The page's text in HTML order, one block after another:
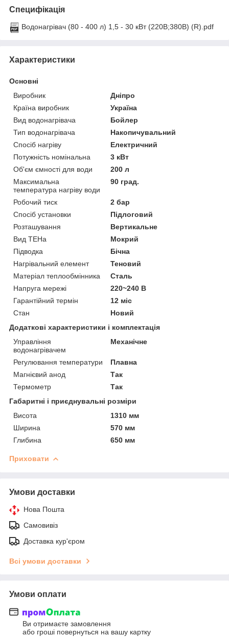
Специфікація
Водонагрівач (80 - 400 л) 1,5 - 30 кВт (220В;380В) (R).pdf
Характеристики
Основні
Виробник
Дніпро
Країна виробник
Україна
Вид водонагрівача
Бойлер
Тип водонагрівача
Накопичувальний
Спосіб нагріву
Електричний
Потужність номінальна
3 кВт
Об'єм ємності для води
200 л
Максимальна
температура нагріву води
90 град.
Робочий тиск
2 бар
Спосіб установки
Підлоговий
Розташування
Вертикальне
Вид ТЕНа
Мокрий
Підводка
Бічна
Нагрівальний елемент
Теновий
Матеріал теплообмінника
Сталь
Напруга мережі
220~240 В
Гарантійний термін
12 міс
Стан
Новий
Додаткові характеристики і комплектація
Управління
водонагрівачем
Механічне
Регулювання температури
Плавна
Магнієвий анод
Так
Термометр
Так
Габаритні і приєднувальні розміри
Висота
1310 мм
Ширина
570 мм
Глибина
650 мм
Приховати
Умови доставки
Нова Пошта
Самовивіз
Доставка кур'єром
Всі умови доставки
Умови оплати
Ви отримаєте замовлення
або гроші повернуться на вашу картку